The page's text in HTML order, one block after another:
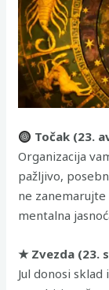
Točak (23.
Organizacija
pažljivo,
ne
mentalna
★ Zvezda (23.
Jul donosi